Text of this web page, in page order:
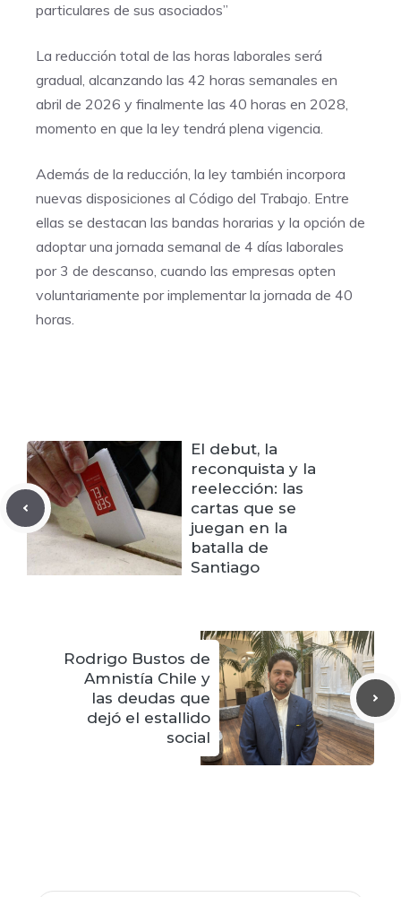
particulares de sus asociados”
La reducción total de las horas laborales será
gradual, alcanzando las 42 horas semanales en
abril de 2026 y finalmente las 40 horas en 2028,
momento en que la ley tendrá plena vigencia.
Además de la reducción, la ley también incorpora
nuevas disposiciones al Código del Trabajo. Entre
ellas se destacan las bandas horarias y la opción de
adoptar una jornada semanal de 4 días laborales
por 3 de descanso, cuando las empresas opten
voluntariamente por implementar la jornada de 40
horas.
El debut, la
reconquista y la
reelección: las
cartas que se
juegan en la
batalla de
Santiago
Rodrigo Bustos de
Amnistía Chile y
las deudas que
dejó el estallido
social